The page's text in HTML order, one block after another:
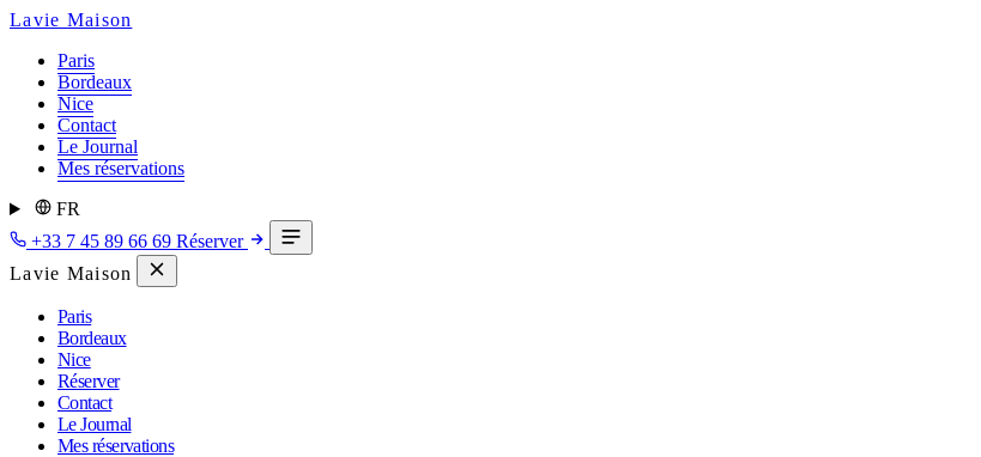
Lavie Maison
Paris
Bordeaux
Nice
Contact
Le Journal
Mes réservations
FR
+33 7 45 89 66 69 Réserver
Lavie Maison
Paris
Bordeaux
Nice
Réserver
Contact
Le Journal
Mes réservations